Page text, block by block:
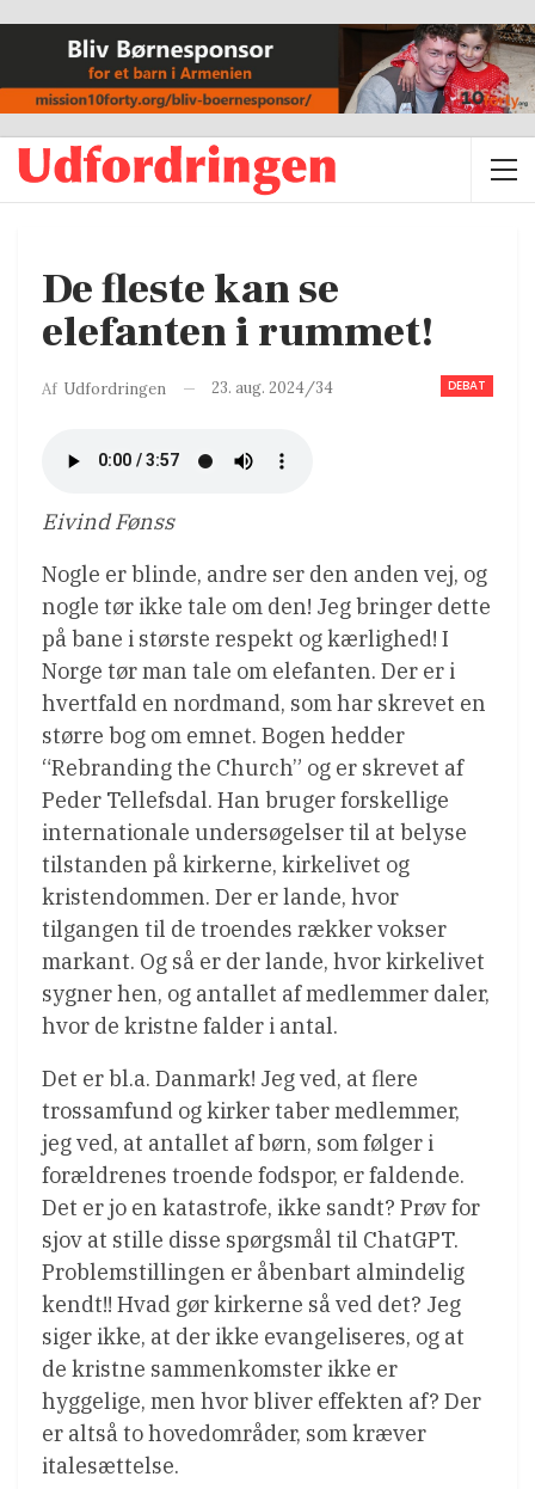
De fleste kan se
elefanten i rummet!
DEBAT
Af Udfordringen 23. aug. 2024/34
Eivind Fønss
Nogle er blinde, andre ser den anden vej, og
nogle tør ikke tale om den! Jeg bringer dette
på bane i største respekt og kærlighed! I
Norge tør man tale om elefanten. Der er i
hvertfald en nordmand, som har skrevet en
større bog om emnet. Bogen hedder
“Rebranding the Church” og er skrevet af
Peder Tellefsdal. Han bruger forskellige
internationale undersøgelser til at belyse
tilstanden på kirkerne, kirkelivet og
kristendommen. Der er lande, hvor
tilgangen til de troendes rækker vokser
markant. Og så er der lande, hvor kirkelivet
sygner hen, og antallet af medlemmer daler,
hvor de kristne falder i antal.
Det er bl.a. Danmark! Jeg ved, at flere
trossamfund og kirker taber medlemmer,
jeg ved, at antallet af børn, som følger i
forældrenes troende fodspor, er faldende.
Det er jo en katastrofe, ikke sandt? Prøv for
sjov at stille disse spørgsmål til ChatGPT.
Problemstillingen er åbenbart almindelig
kendt!! Hvad gør kirkerne så ved det? Jeg
siger ikke, at der ikke evangeliseres, og at
de kristne sammenkomster ikke er
hyggelige, men hvor bliver effekten af? Der
er altså to hovedområder, som kræver
italesættelse.